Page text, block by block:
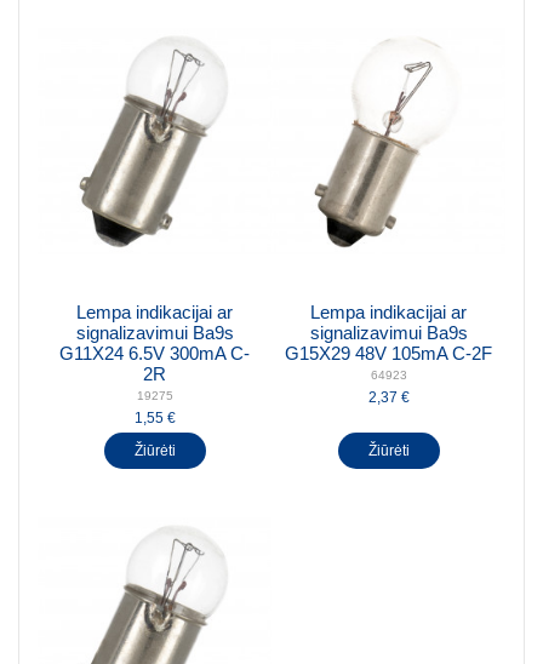
Lempa indikacijai ar
signalizavimui Ba9s
G11X24 6.5V 300mA C-
2R
19275
1,55 €
Žiūrėti
Lempa indikacijai ar
signalizavimui Ba9s
G15X29 48V 105mA C-2F
64923
2,37 €
Žiūrėti